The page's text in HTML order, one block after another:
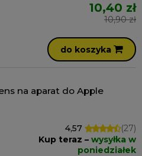
10,40 zł
10,90 zł
do koszyka
na aparat do Apple
4,57
(27)
Kup teraz – wysyłka w
poniedziałek